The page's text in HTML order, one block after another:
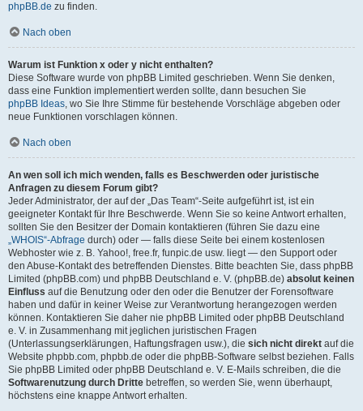
phpBB.de zu finden.
Nach oben
Warum ist Funktion x oder y nicht enthalten?
Diese Software wurde von phpBB Limited geschrieben. Wenn Sie denken,
dass eine Funktion implementiert werden sollte, dann besuchen Sie
phpBB Ideas, wo Sie Ihre Stimme für bestehende Vorschläge abgeben oder
neue Funktionen vorschlagen können.
Nach oben
An wen soll ich mich wenden, falls es Beschwerden oder juristische
Anfragen zu diesem Forum gibt?
Jeder Administrator, der auf der „Das Team“-Seite aufgeführt ist, ist ein
geeigneter Kontakt für Ihre Beschwerde. Wenn Sie so keine Antwort erhalten,
sollten Sie den Besitzer der Domain kontaktieren (führen Sie dazu eine
„WHOIS“-Abfrage durch) oder — falls diese Seite bei einem kostenlosen
Webhoster wie z. B. Yahoo!, free.fr, funpic.de usw. liegt — den Support oder
den Abuse-Kontakt des betreffenden Dienstes. Bitte beachten Sie, dass phpBB
Limited (phpBB.com) und phpBB Deutschland e. V. (phpBB.de) absolut keinen
Einfluss auf die Benutzung oder den oder die Benutzer der Forensoftware
haben und dafür in keiner Weise zur Verantwortung herangezogen werden
können. Kontaktieren Sie daher nie phpBB Limited oder phpBB Deutschland
e. V. in Zusammenhang mit jeglichen juristischen Fragen
(Unterlassungserklärungen, Haftungsfragen usw.), die sich nicht direkt auf die
Website phpbb.com, phpbb.de oder die phpBB-Software selbst beziehen. Falls
Sie phpBB Limited oder phpBB Deutschland e. V. E-Mails schreiben, die die
Softwarenutzung durch Dritte betreffen, so werden Sie, wenn überhaupt,
höchstens eine knappe Antwort erhalten.